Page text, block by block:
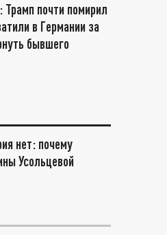
Трамп почти помирил
в Германии за
бывшего
нет: почему
Усольцевой